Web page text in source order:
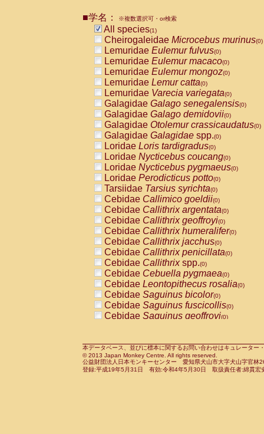
CebidaeCebus nigrivittatus
CebidaeCebus
CebidaeSaimiri boliviensis(0)
CebidaeSaimiri sciureus(0)
AtelidaeAlouatta caraya(0)
AtelidaeAlouatta fusca(0)
AtelidaeAlouatta seniculus
AtelidaeAlouattaspp.(0)
AtelidaeAteles belzebuth(0)
AtelidaeAteles geoffroyi(0)
AtelidaeAteles paniscus(0)
AtelidaeAtelesspp.(0)
Atelidae Lagothrix lagothricha
AtelidaeLagothrix lagothricha cana
PitheciidaeCacajao calvus
PitheciidaeCallicebus cupreus
PitheciidaeCallicebus donacophilus
PitheciidaeCallicebus moloch
PitheciidaeCallicebus torquatus
PitheciidaeCallicebusspp.(0)
PitheciidaeChiropotes satanas(0)
PitheciidaePithecia monachus
PitheciidaePithecia pithecia(0)
CercopithecidaeCercocebus agilis
CercopithecidaeCercocebus
CercopithecidaeCercocebus
CercopithecidaeCercocebus
CercopithecidaeCercocebus
CercopithecidaeCercocebushybrid
CercopithecidaePapio anubis(0)
CercopithecidaePapio cynocephalus
CercopithecidaePapio hamadryas(0)
■学名： ※複数選択可・or検索
All species(1)
Cheirogaleidae Microcebus murinus(0)
Lemuridae Eulemur fulvus(0)
Lemuridae Eulemur macaco(0)
Lemuridae Eulemur mongoz(0)
Lemuridae Lemur catta(0)
Lemuridae Varecia variegata(0)
Galagidae Galago senegalensis(0)
Galagidae Galago demidovii(0)
Galagidae Otolemur crassicaudatus(0)
Galagidae Galagidae spp.(0)
Loridae Loris tardigradus(0)
Loridae Nycticebus coucang(0)
Loridae Nycticebus pygmaeus(0)
Loridae Perodicticus potto(0)
Tarsiidae Tarsius syrichta(0)
Cebidae Callimico goeldii(0)
Cebidae Callithrix argentata(0)
Cebidae Callithrix geoffroyi(0)
Cebidae Callithrix humeralifer(0)
Cebidae Callithrix jacchus(0)
Cebidae Callithrix penicillata(0)
Cebidae Callithrixspp.(0)
Cebidae Cebuella pygmaea(0)
Cebidae Leontopithecus rosalia(0)
Cebidae Saguinus bicolor(0)
Cebidae Saguinus fuscicollis(0)
Cebidae Saguinus geoffroyi(0)
CebidaeSaguinus leucopus(0)
CebidaeSaguinus midas(0)
Cebidae Saguinus mystax(0)
本データベース、並びに標本に関するお問い合わせはキュレータ
© 2013 Japan Monkey Centre. All rights reserved.
公益財団法人日本モンキーセンター 愛知県犬山市大字犬山字官
登録:平成19年5月31日 有効:令和4年5月30日 取扱責任者:綿貫宏